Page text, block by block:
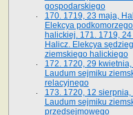
gospodarskiego
170. 1719, 23 maja,
Elekcya
halickiej. 171. 1719,
Halicz. Elekcya
ziemskiego halickiego
172. 1720, 29
Laudum sejmiku
relacyjnego
173. 1720, 12 sierpnia,
Laudum sejmiku
przedsejmowego